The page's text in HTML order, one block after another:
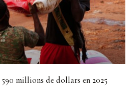
millions de dollars en 2025